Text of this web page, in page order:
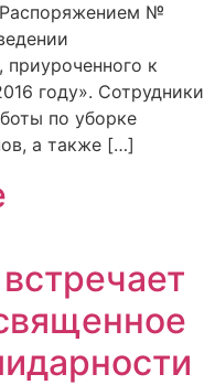
Распоряжением №
приуроченного к
году». Сотрудники
по уборке
а также […]